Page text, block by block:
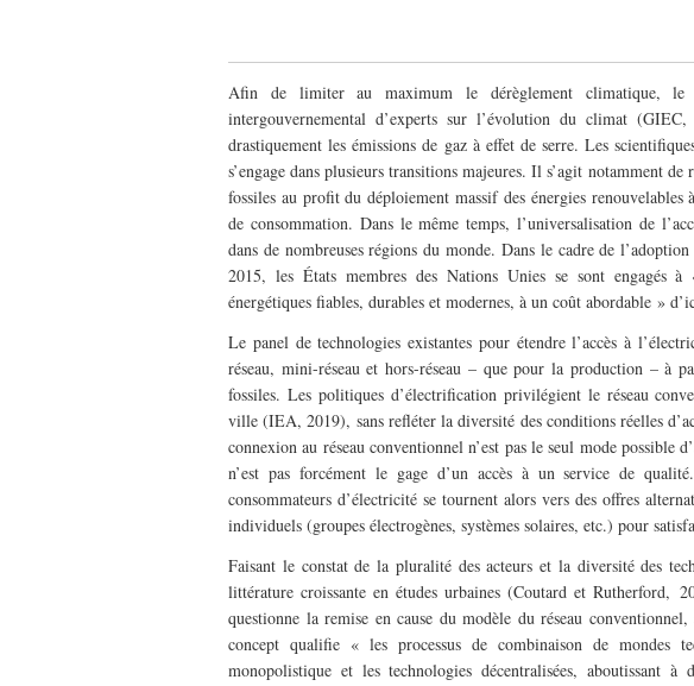
Afin de limiter au maximum le dérèglement climatique,
intergouvernemental d’experts sur l’évolution du climat
drastiquement les émissions de gaz à effet de serre. Les
s’engage dans plusieurs transitions majeures. Il s’agit notamment
fossiles au profit du déploiement massif des énergies renouvelables
de consommation. Dans le même temps, l’universalisation de
dans de nombreuses régions du monde. Dans le cadre de l’adoption
2015, les États membres des Nations Unies se sont engagés
énergétiques fiables, durables et modernes, à un coût abordable »
Le panel de technologies existantes pour étendre l’accès à
réseau, mini-réseau et hors-réseau – que pour la production – à
fossiles. Les politiques d’électrification privilégient le réseau
ville (IEA, 2019), sans refléter la diversité des conditions réelles
connexion au réseau conventionnel n’est pas le seul mode possible
n’est pas forcément le gage d’un accès à un service de
consommateurs d’électricité se tournent alors vers des offres
individuels (groupes électrogènes, systèmes solaires, etc.) pour
Faisant le constat de la pluralité des acteurs et la diversité des
littérature croissante en études urbaines (Coutard et Rutherford,
questionne la remise en cause du modèle du réseau
concept qualifie « les processus de combinaison de mondes
monopolistique et les technologies décentralisées, aboutissant à
Penser la diversité électrique face aux
énergétique dans les villes des Suds